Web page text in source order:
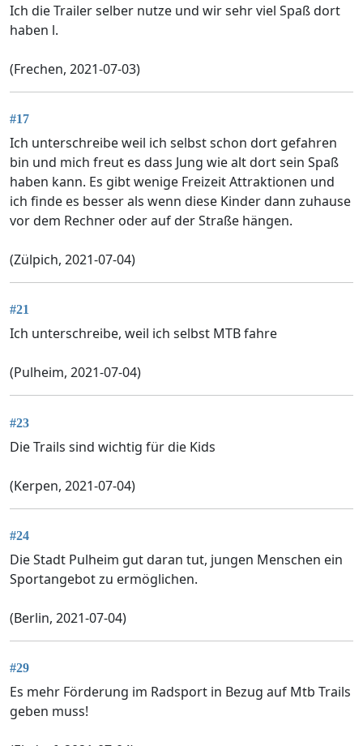
Ich die Trailer selber nutze und wir sehr viel Spaß dort
haben l.
(Frechen, 2021-07-03)
#17
Ich unterschreibe weil ich selbst schon dort gefahren
bin und mich freut es dass Jung wie alt dort sein Spaß
haben kann. Es gibt wenige Freizeit Attraktionen und
ich finde es besser als wenn diese Kinder dann zuhause
vor dem Rechner oder auf der Straße hängen.
(Zülpich, 2021-07-04)
#21
Ich unterschreibe, weil ich selbst MTB fahre
(Pulheim, 2021-07-04)
#23
Die Trails sind wichtig für die Kids
(Kerpen, 2021-07-04)
#24
Die Stadt Pulheim gut daran tut, jungen Menschen ein
Sportangebot zu ermöglichen.
(Berlin, 2021-07-04)
#29
Es mehr Förderung im Radsport in Bezug auf Mtb Trails
geben muss!